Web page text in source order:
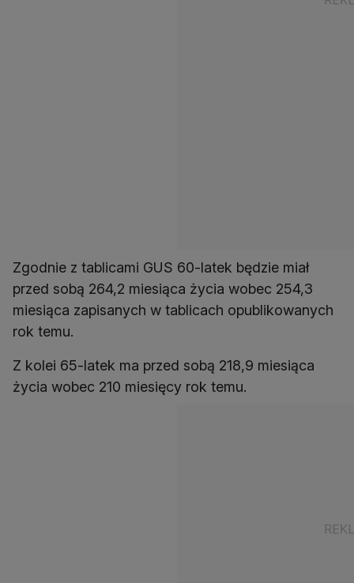
Zgodnie z tablicami GUS 60-latek będzie miał
przed sobą 264,2 miesiąca życia wobec 254,3
miesiąca zapisanych w tablicach opublikowanych
rok temu.
Z kolei 65-latek ma przed sobą 218,9 miesiąca
życia wobec 210 miesięcy rok temu.